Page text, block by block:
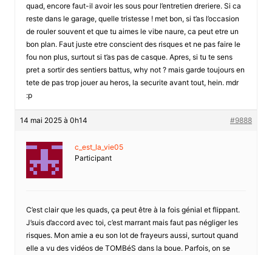
quad, encore faut-il avoir les sous pour l’entretien dreriere. Si ca
reste dans le garage, quelle tristesse ! met bon, si t’as l’occasion
de rouler souvent et que tu aimes le vibe naure, ca peut etre un
bon plan. Faut juste etre conscient des risques et ne pas faire le
fou non plus, surtout si t’as pas de casque. Apres, si tu te sens
pret a sortir des sentiers battus, why not ? mais garde toujours en
tete de pas trop jouer au heros, la securite avant tout, hein. mdr
:p
14 mai 2025 à 0h14 #9888
c_est_la_vie05
Participant
C’est clair que les quads, ça peut être à la fois génial et flippant.
J’suis d’accord avec toi, c’est marrant mais faut pas négliger les
risques. Mon amie a eu son lot de frayeurs aussi, surtout quand
elle a vu des vidéos de TOMBéS dans la boue. Parfois, on se